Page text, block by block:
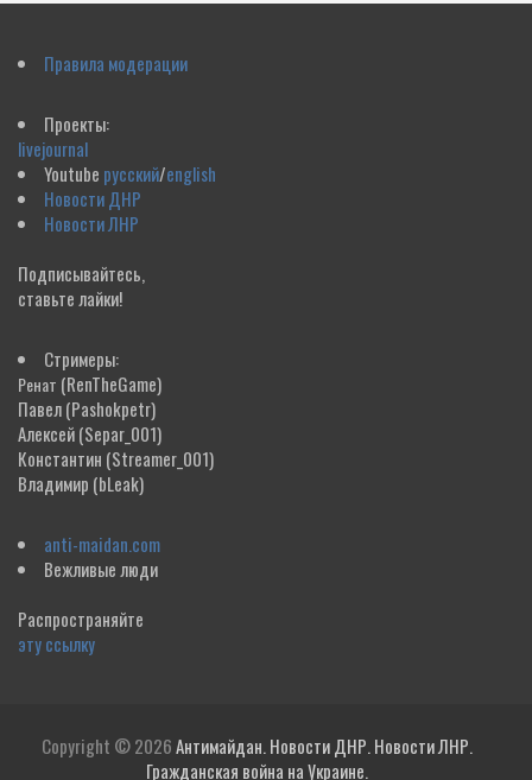
Правила модерации
Проекты:
livejournal
Youtube русский/english
Новости ДНР
Новости ЛНР
Подписывайтесь,
ставьте лайки!
Стримеры:
Ренат (RenTheGame)
Павел(Pashokpetr)
Алексей(Separ_001)
Константин (Streamer_001)
Владимир (bLeak)
anti-maidan.com
Вежливые люди
Распространяйте
эту ссылку
Copyright © 2026Антимайдан. Новости ДНР. Новости ЛНР.
Гражданская война на Украине.